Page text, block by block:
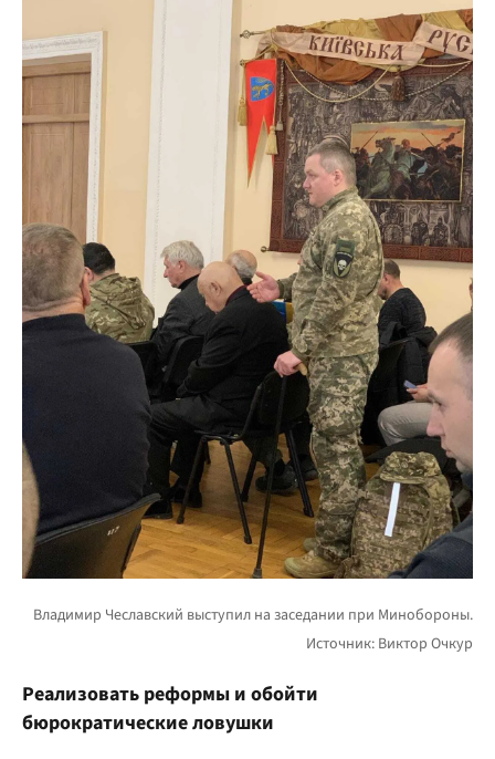
Реализовать реформы и обойти
бюрократические ловушки